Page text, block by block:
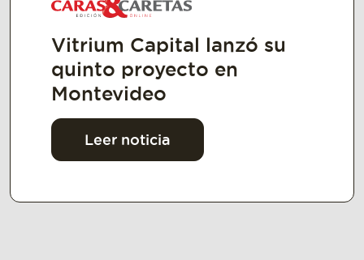
Vitrium Capital lanzó su
quinto proyecto en
Montevideo
Leer noticia